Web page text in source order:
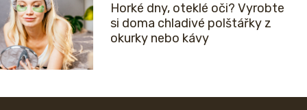
Horké dny, oteklé oči? Vyrobte
si doma chladivé polštářky z
okurky nebo kávy